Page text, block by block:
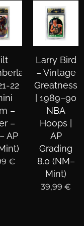
22
–
–
AP
€
Larry Bird
– Vintage
Greatness
| 1989–90
NBA
Hoops |
AP
Grading
8.0 (NM–
Mint)
39,99 €